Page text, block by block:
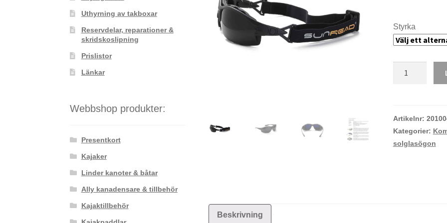
Styrka
Artikelnr:
Kategorier:
solglasögon
Beskrivning
Uthyrning av takboxar
Reservdelar, reparationer &
skridskoslipning
Prislistor
Länkar
Webbshop produkter:
Presentkort
Kajaker
Linder kanoter & båtar
Ally kanadensare & tillbehör
Kajaktillbehör